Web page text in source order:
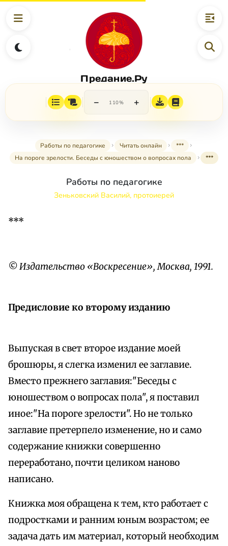
Предание.Ру
− 110% +
Работы по педагогике Читать онлайн
***
На пороге зрелости. Беседы с юношеством о вопросах пола
***
Работы по педагогике
Зеньковский Василий, протоиерей
***
© Издательство «Воскресение», Москва, 1991.
Предисловие ко второму изданию
Выпуская в свет второе издание моей
брошюры, я слегка изменил ее заглавие.
Вместо прежнего заглавия:"Беседы с
юношеством о вопросах пола", я поставил
иное:"На пороге зрелости". Но не только
заглавие претерпело изменение, но и само
содержание книжки совершенно
переработано, почти целиком наново
написано.
Книжка моя обращена к тем, кто работает с
подростками и ранним юным возрастом; ее
задача дать им материал, который необходим